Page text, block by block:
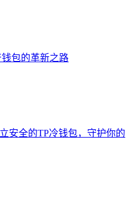
包的革新之路
安全的TP冷钱包，守护你的